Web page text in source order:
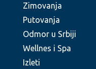
Zimovanja
Putovanja
Odmor u Srbiji
Wellnes i Spa
Izleti